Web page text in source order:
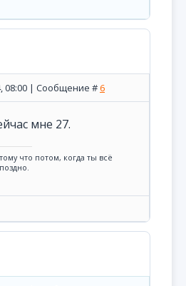
08:00 | Сообщение #6
мне 27.
что потом, когда ты всё